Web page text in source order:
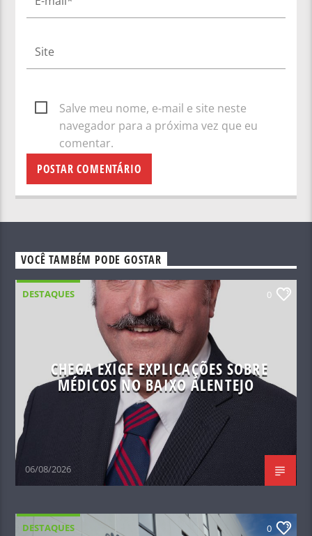
Salve meu nome, e-mail e site neste
navegador para a próxima vez que eu
comentar.
VOCÊ TAMBÉM PODE GOSTAR
DESTAQUES 0
CHEGA EXIGE EXPLICAÇÕES SOBRE
MÉDICOS NO BAIXO ALENTEJO
06/08/2026
DESTAQUES 0